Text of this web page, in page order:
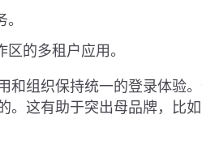
的多租户应用。
和组织保持统一的登录体验
。这有助于突出母品牌，比如